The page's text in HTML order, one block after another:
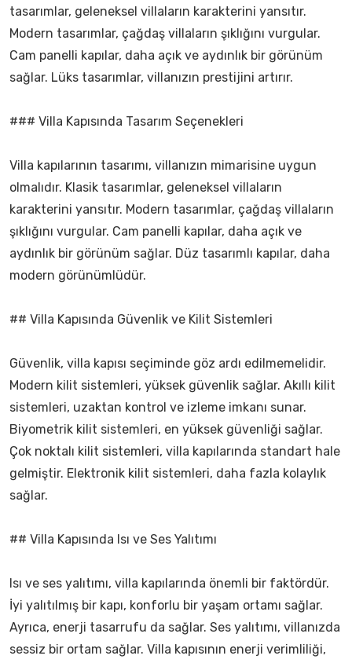
tasarımlar, geleneksel villaların karakterini yansıtır.
Modern tasarımlar, çağdaş villaların şıklığını vurgular.
Cam panelli kapılar, daha açık ve aydınlık bir görünüm
sağlar. Lüks tasarımlar, villanızın prestijini artırır.
### Villa Kapısında Tasarım Seçenekleri
Villa kapılarının tasarımı, villanızın mimarisine uygun
olmalıdır. Klasik tasarımlar, geleneksel villaların
karakterini yansıtır. Modern tasarımlar, çağdaş villaların
şıklığını vurgular. Cam panelli kapılar, daha açık ve
aydınlık bir görünüm sağlar. Düz tasarımlı kapılar, daha
modern görünümlüdür.
## Villa Kapısında Güvenlik ve Kilit Sistemleri
Güvenlik, villa kapısı seçiminde göz ardı edilmemelidir.
Modern kilit sistemleri, yüksek güvenlik sağlar. Akıllı kilit
sistemleri, uzaktan kontrol ve izleme imkanı sunar.
Biyometrik kilit sistemleri, en yüksek güvenliği sağlar.
Çok noktalı kilit sistemleri, villa kapılarında standart hale
gelmiştir. Elektronik kilit sistemleri, daha fazla kolaylık
sağlar.
## Villa Kapısında Isı ve Ses Yalıtımı
Isı ve ses yalıtımı, villa kapılarında önemli bir faktördür.
İyi yalıtılmış bir kapı, konforlu bir yaşam ortamı sağlar.
Ayrıca, enerji tasarrufu da sağlar. Ses yalıtımı, villanızda
sessiz bir ortam sağlar. Villa kapısının enerji verimliliği,